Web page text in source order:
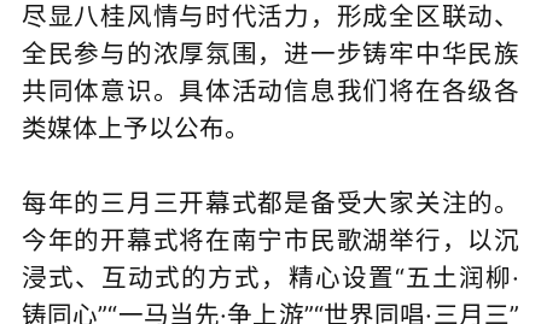
尽显八桂风情与时代活力，形成全区联动、
全民参与的浓厚氛围，进一步铸牢中华民族
共同体意识。具体活动信息我们将在各级各
类媒体上予以公布。
每年的三月三开幕式都是备受大家关注的。
今年的开幕式将在南宁市民歌湖举行，以沉
浸式、互动式的方式，精心设置“五土润柳·
铸同心”“一马当先·争上游”“世界同唱·三月三”